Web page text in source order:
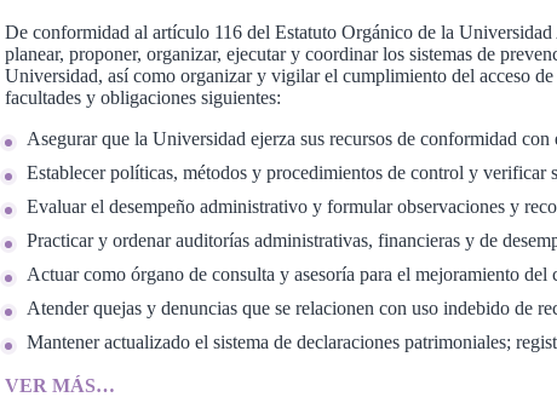
De conformidad al artículo 116 del Estatuto Orgánico de la
planear, proponer, organizar, ejecutar y coordinar los sistemas de
Universidad, así como organizar y vigilar el cumplimiento del acceso
facultades y obligaciones siguientes:
Asegurar que la Universidad ejerza sus recursos de conformidad con
Establecer políticas, métodos y procedimientos de control y verificar
Evaluar el desempeño administrativo y formular observaciones y
Practicar y ordenar auditorías administrativas, financieras y de
Actuar como órgano de consulta y asesoría para el mejoramiento
Atender quejas y denuncias que se relacionen con uso indebido de
Mantener actualizado el sistema de declaraciones patrimoniales;
VER MÁS…